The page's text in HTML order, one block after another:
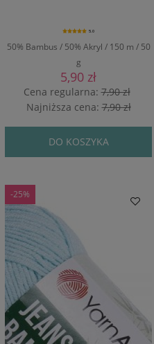
50% Bambus / 50% Akryl / 150 m / 50
g
5.0
5,90 zł
Cena regularna:7,90 zł
Najniższa cena:7,90 zł
DO KOSZYKA
-25%